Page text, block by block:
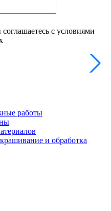
с условиями
работы
и обработка